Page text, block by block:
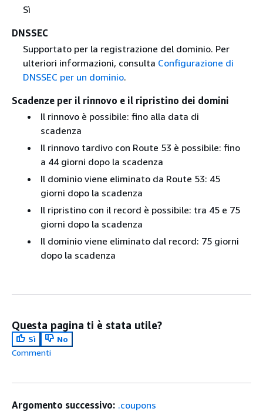
Sì
DNSSEC
Supportato per la registrazione del dominio. Per
ulteriori informazioni, consulta Configurazione di
DNSSEC per un dominio.
Scadenze per il rinnovo e il ripristino dei domini
Il rinnovo è possibile: fino alla data di
scadenza
Il rinnovo tardivo con Route 53 è possibile: fino
a 44 giorni dopo la scadenza
Il dominio viene eliminato da Route 53: 45
giorni dopo la scadenza
Il ripristino con il record è possibile: tra 45 e 75
giorni dopo la scadenza
Il dominio viene eliminato dal record: 75 giorni
dopo la scadenza
Questa pagina ti è stata utile?
Sì
No
Commenti
Argomento successivo: .coupons